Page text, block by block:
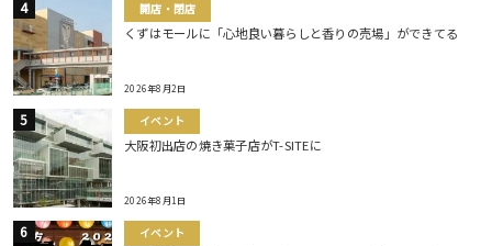
開店・閉店
くずはモールに「心地良い暮らしと香りの売場」ができてる
2026年8月2日
イベント
大阪初出店の焼き菓子店がT-SITEに
2026年8月1日
イベント